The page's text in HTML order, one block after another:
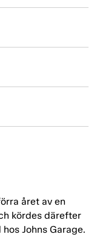
året av en
kördes därefter
Johns Garage.